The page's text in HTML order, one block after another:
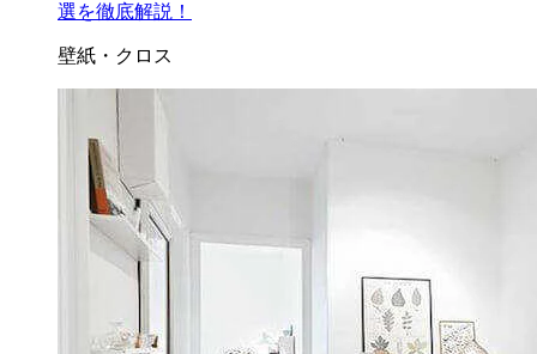
選を徹底解説！
壁紙・クロス